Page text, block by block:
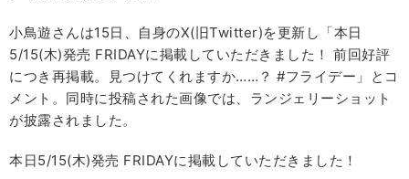
小鳥遊さんは15日、自身のX(旧Twitter)を更新し「本日
5/15(木)発売 FRIDAYに掲載していただきました！ 前回好評
につき再掲載。見つけてくれますか……？ #フライデー」とコ
メント。同時に投稿された画像では、ランジェリーショット
が披露されました。
本日5/15(木)発売 FRIDAYに掲載していただきました！